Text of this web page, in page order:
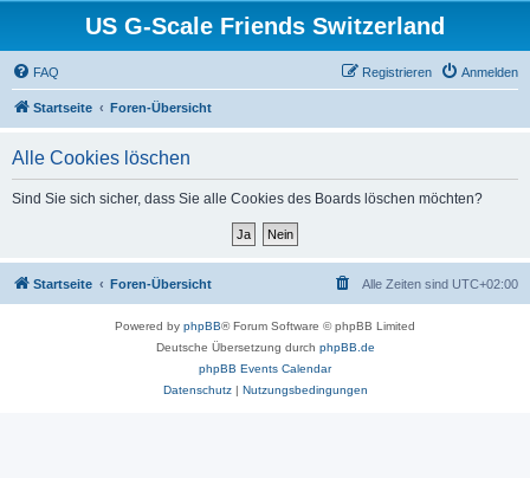
US G-Scale Friends Switzerland
FAQ Anmelden
Registrieren
Startseite Foren-Übersicht
Alle Cookies löschen
Sind Sie sich sicher, dass Sie alle Cookies des Boards löschen möchten?
Startseite Foren-Übersicht Alle Zeiten sind UTC+02:00
Powered by phpBB® Forum Software © phpBB Limited
Deutsche Übersetzung durch phpBB.de
phpBB Events Calendar
Datenschutz| Nutzungsbedingungen